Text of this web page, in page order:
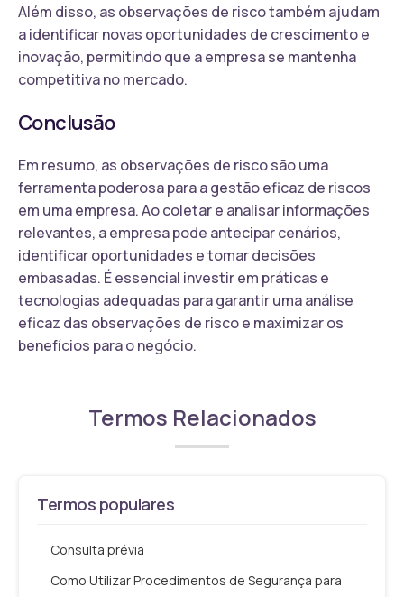
Além disso, as observações de risco também ajudam
a identificar novas oportunidades de crescimento e
inovação, permitindo que a empresa se mantenha
competitiva no mercado.
Conclusão
Em resumo, as observações de risco são uma
ferramenta poderosa para a gestão eficaz de riscos
em uma empresa. Ao coletar e analisar informações
relevantes, a empresa pode antecipar cenários,
identificar oportunidades e tomar decisões
embasadas. É essencial investir em práticas e
tecnologias adequadas para garantir uma análise
eficaz das observações de risco e maximizar os
benefícios para o negócio.
Termos Relacionados
Termos populares
Consulta prévia
Como Utilizar Procedimentos de Segurança para